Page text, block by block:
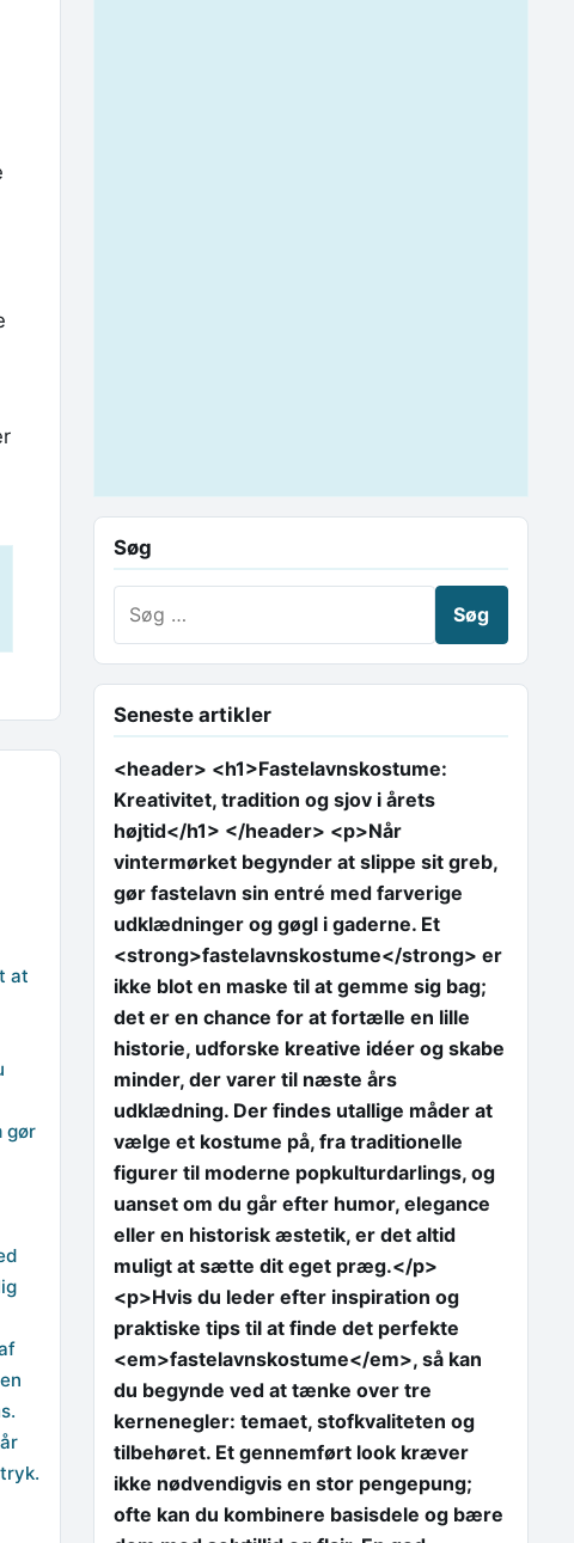
at
gør
Søg
Seneste artikler
<header> <h1>Fastelavnskostume:
Kreativitet, tradition og sjov i årets
højtid</h1> </header> <p>Når
vintermørket begynder at slippe sit greb,
gør fastelavn sin entré med farverige
udklædninger og gøgl i gaderne. Et
<strong>fastelavnskostume</strong> er
ikke blot en maske til at gemme sig bag;
det er en chance for at fortælle en lille
historie, udforske kreative idéer og skabe
minder, der varer til næste års
udklædning. Der findes utallige måder at
vælge et kostume på, fra traditionelle
figurer til moderne popkulturdarlings, og
uanset om du går efter humor, elegance
eller en historisk æstetik, er det altid
muligt at sætte dit eget præg.</p>
<p>Hvis du leder efter inspiration og
praktiske tips til at finde det perfekte
<em>fastelavnskostume</em>, så kan
du begynde ved at tænke over tre
kernenegler: temaet, stofkvaliteten og
tilbehøret. Et gennemført look kræver
ikke nødvendigvis en stor pengepung;
ofte kan du kombinere basisdele og bære